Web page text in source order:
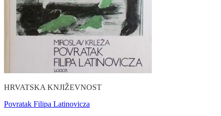
HRVATSKA KNJIŽEVNOST
Povratak Filipa Latinovicza